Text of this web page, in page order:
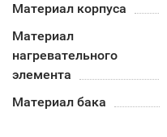
Материал корпуса
Материал
нагревательного
элемента
Материал бака